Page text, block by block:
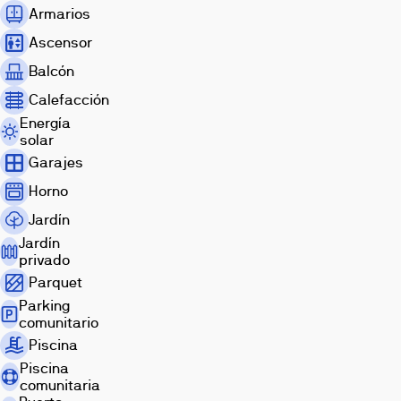
en
15
minutos
a
Barcelona.
Armarios
Ascensor
Balcón
Calefacción
Energía
solar
Garajes
Horno
Jardín
Jardín
privado
Parquet
Parking
comunitario
Piscina
Piscina
comunitaria